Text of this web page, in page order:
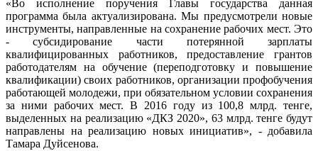
«Во исполнение поручения Главы государства данная
программа была актуализирована. Мы предусмотрели новые
инструменты, направленные на сохранение рабочих мест. Это
- субсидирование части потерянной зарплаты
квалифицированных работников, предоставление грантов
работодателям на обучение (переподготовку и повышение
квалификации) своих работников, организации профобучения
работающей молодежи, при обязательном условии сохранения
за ними рабочих мест. В 2016 году из 100,8 млрд. тенге,
выделенных на реализацию «ДКЗ 2020», 63 млрд. тенге будут
направлены на реализацию новых инициатив», - добавила
Тамара Дуйсенова.